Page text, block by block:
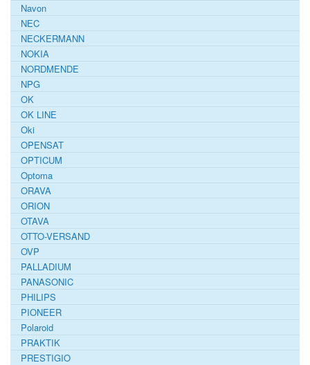
Navon
NEC
NECKERMANN
NOKIA
NORDMENDE
NPG
OK
OK LINE
Oki
OPENSAT
OPTICUM
Optoma
ORAVA
ORION
OTAVA
OTTO-VERSAND
OVP
PALLADIUM
PANASONIC
PHILIPS
PIONEER
Polaroid
PRAKTIK
PRESTIGIO